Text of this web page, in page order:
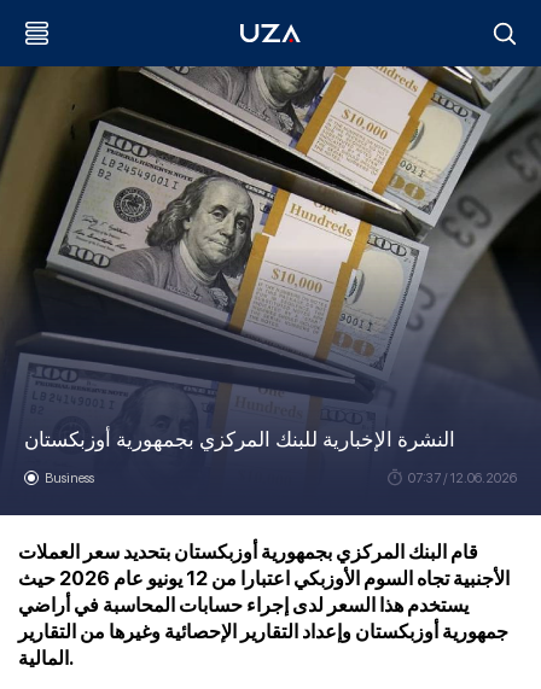
النشرة الإخبارية للبنك المركزي بجمهورية أوزبكستان
Business 07:37 / 12.06.2026
قام البنك المركزي بجمهورية أوزبكستان بتحديد سعر العملات
الأجنبية تجاه السوم الأوزبكي اعتبارا من 12 يونيو عام 2026 حيث
يستخدم هذا السعر لدى إجراء حسابات المحاسبة في أراضي
جمهورية أوزبكستان وإعداد التقارير الإحصائية وغيرها من التقارير
المالية.